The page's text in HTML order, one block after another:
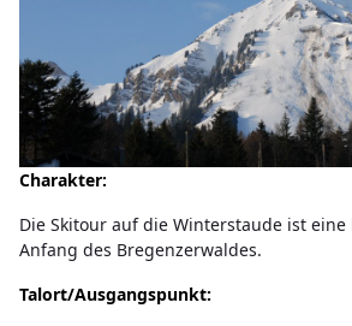
Charakter:
Die Skitour auf die Winterstaude ist
Anfang des Bregenzerwaldes.
Talort/Ausgangspunkt: